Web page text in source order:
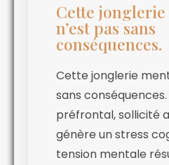
Cette
n’est pas sans
conséquences.
Cette jonglerie
sans
préfrontal, sollicité
génère un stress
tension mentale